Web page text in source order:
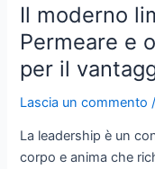
Il moderno
Permeare e
per il
Lascia un commento /
La leadership è un
corpo e anima che